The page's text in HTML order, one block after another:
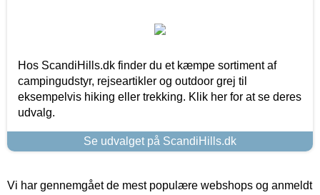
Hos ScandiHills.dk finder du et kæmpe sortiment af
campingudstyr, rejseartikler og outdoor grej til
eksempelvis hiking eller trekking. Klik her for at se deres
udvalg.
Se udvalget på ScandiHills.dk
Vi har gennemgået de mest populære webshops og anmeldt